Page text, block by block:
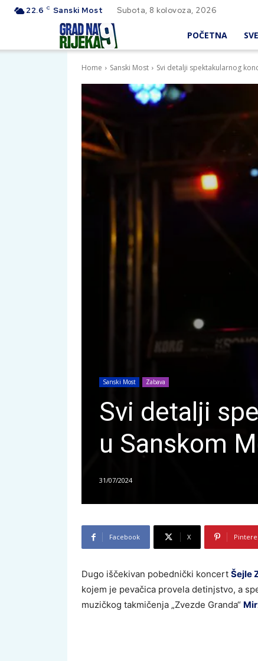
22.6 C Sanski Most Subota, 8 kolovoza, 2026
POČETNA
Home Sanski Most Svi detalji spektakularnog
Sanski Most Zabava
Svi detalji
u Sanskom
31/07/2024
Facebook X
Dugo iščekivan pobednički koncert Šejle
kojem je pevačica provela detinjstvo, a
muzičkog takmičenja „Zvezde Granda“